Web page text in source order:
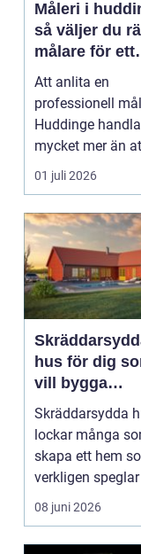
Måleri i
så väljer du
målare för ett
hållbart
Att anlita en
professionell
Huddinge
mycket mer än
nya färger på
väggarna...
01 juli 2026
hus för dig
vill bygga
personligt och
hållbart
Skräddarsydda
lockar många
skapa ett hem
verkligen speglar
liv, sm...
08 juni 2026